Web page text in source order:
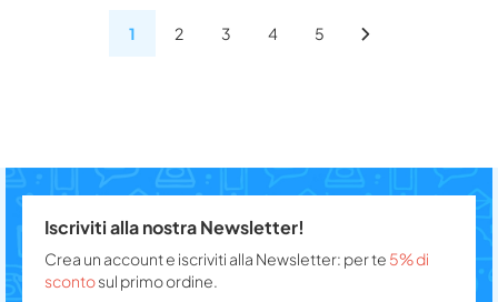
1 2 3 4 5
Iscriviti alla nostra Newsletter!
Crea un account e iscriviti alla Newsletter: per te 5% di
scontosul primo ordine.